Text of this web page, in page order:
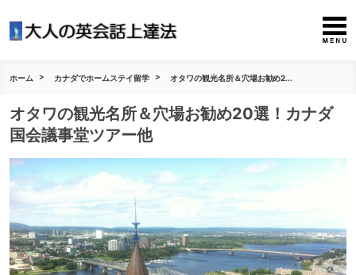
ホーム カナダでホームステイ留学 オタワの観光名所＆穴場お勧め2...
オタワの観光名所＆穴場お勧め20選！カナダ
国会議事堂ツアー他